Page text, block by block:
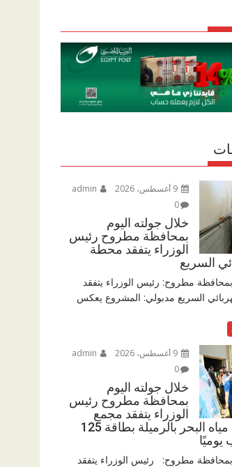
0
خلال جولته اليوم
بمحافظة مطروح رئيس
الوزراء يتفقد محطة
السريع
بمحافظة مطروح: رئيس الوزراء يتفقد
السريع مدبولي: المشروع يعكس
0
خلال جولته اليوم
بمحافظة مطروح رئيس
الوزراء يتفقد مجمع
محطات تحلية مياه البحر بالرميلة بطاقة 125
بمحافظة مطروح: رئيس الوزراء يتفقد